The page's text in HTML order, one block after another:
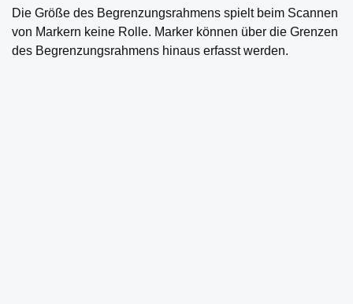
Die Größe des Begrenzungsrahmens spielt beim Scannen
von Markern keine Rolle. Marker können über die Grenzen
des Begrenzungsrahmens hinaus erfasst werden.